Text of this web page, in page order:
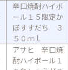
辛口焼酎ハイボ
ール１５限定か
ぼすすだち ３
５０ｍｌ
アサヒ 辛口焼
酎ハイボール１